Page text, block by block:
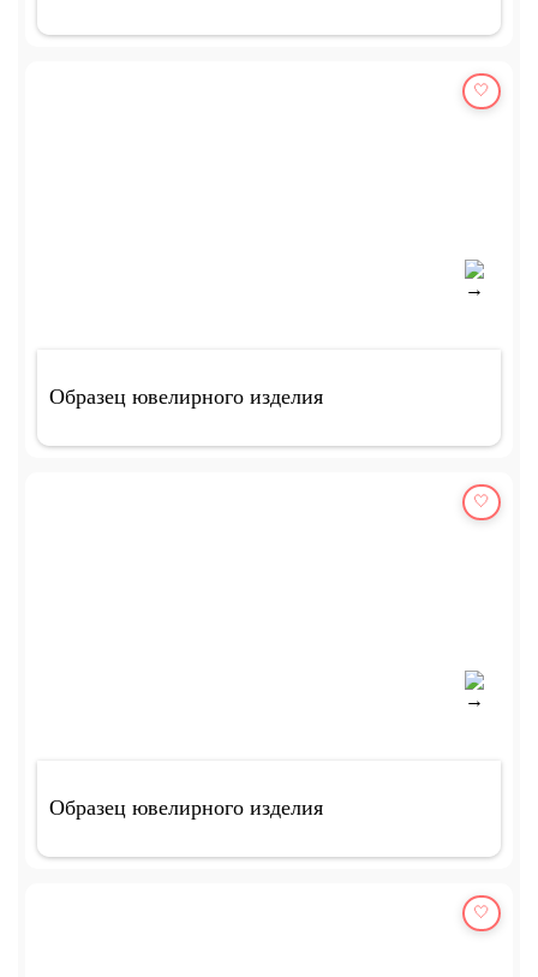
🤍
Образец ювелирного изделия
🤍
Образец ювелирного изделия
🤍